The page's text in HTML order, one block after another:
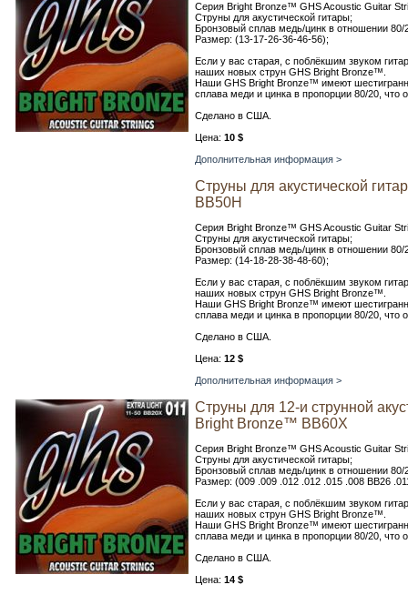
Серия Bright Bronze™ GHS Acoustic Guitar
Струны для акустической гитары;
Бронзовый сплав медь/цинк в отношении 80/
Размер: (13-17-26-36-46-56);
Если у вас старая, с поблёкшим звуком
наших новых струн GHS Bright Bronze™.
Наши GHS Bright Bronze™ имеют
сплава меди и цинка в пропорции 80/20, что
Сделано в США.
Цена: 10 $
Дополнительная информация >
Струны для акустической
BB50H
Серия Bright Bronze™ GHS Acoustic Guitar
Струны для акустической гитары;
Бронзовый сплав медь/цинк в отношении 80/
Размер: (14-18-28-38-48-60);
Если у вас старая, с поблёкшим звуком
наших новых струн GHS Bright Bronze™.
Наши GHS Bright Bronze™ имеют
сплава меди и цинка в пропорции 80/20, что
Сделано в США.
Цена: 12 $
Дополнительная информация >
Струны для 12-и струнной
Bright Bronze™ ВВ60Х
Серия Bright Bronze™ GHS Acoustic Guitar
Струны для акустической гитары;
Бронзовый сплав медь/цинк в отношении 80/
Размер: (009 .009 .012 .012 .015 .008 BB26
Если у вас старая, с поблёкшим звуком
наших новых струн GHS Bright Bronze™.
Наши GHS Bright Bronze™ имеют
сплава меди и цинка в пропорции 80/20, что
Сделано в США.
Цена: 14 $